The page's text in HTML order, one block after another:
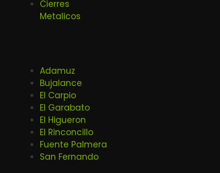
Cierres
Metalicos
Adamuz
Bujalance
El Carpio
El Garabato
El Higueron
El Rinconcillo
Fuente Palmera
San Fernando